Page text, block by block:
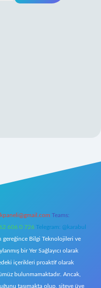
Teams:
606 0 726 Telegram: @karabul
gereğince Bilgi Teknolojileri ve
bir Yer Sağlayıcı olarak
içerikleri proaktif olarak
bulunmamaktadır. Ancak,
taşımakta olup, siteye üye